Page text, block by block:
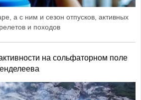
а с ним и сезон отпусков, активных
и походов
на сольфаторном поле